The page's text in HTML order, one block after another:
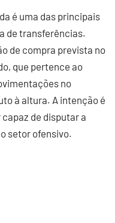
é uma das principais
de transferências.
de compra prevista no
que pertence ao
no
à altura. A intenção é
de disputar a
setor ofensivo.